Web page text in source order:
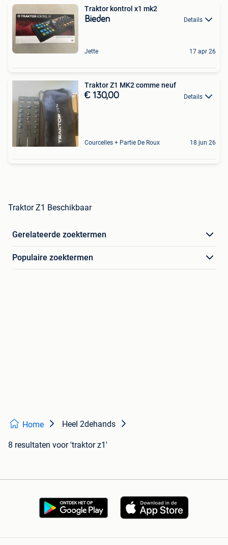
Traktor kontrol x1 mk2
Bieden Details
Jette 17 apr 26
Traktor Z1 MK2 comme neuf
€ 130,00 Details
Courcelles + Partie De Roux 18 jun 26
Traktor Z1 Beschikbaar
Gerelateerde zoektermen
Populaire zoektermen
Home Heel 2dehands
8 resultaten voor 'traktor z1'